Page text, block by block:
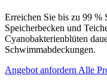
Erreichen Sie bis zu 99 %
Speicherbecken und
Cyanobakterienblüten
Schwimmabdeckungen.
Angebot anfordern Alle